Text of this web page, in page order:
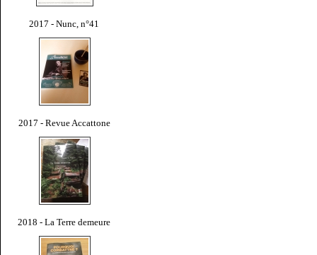
2017 - Nunc, n°41
2017 - Revue Accattone
2018 - La Terre demeure